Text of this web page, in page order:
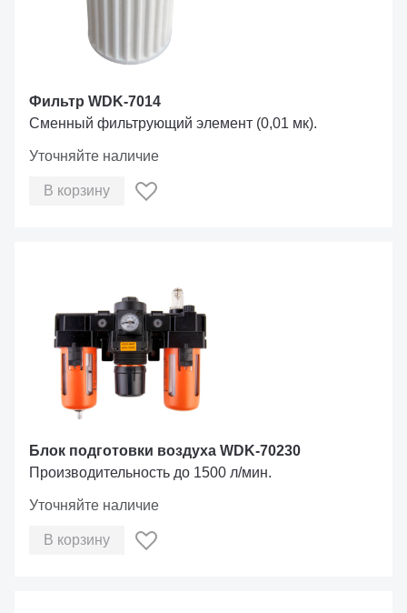
Фильтр WDK-7014
Сменный фильтрующий элемент (0,01 мк).
Уточняйте наличие
В корзину
Блок подготовки воздуха WDK-70230
Производительность до 1500 л/мин.
Уточняйте наличие
В корзину